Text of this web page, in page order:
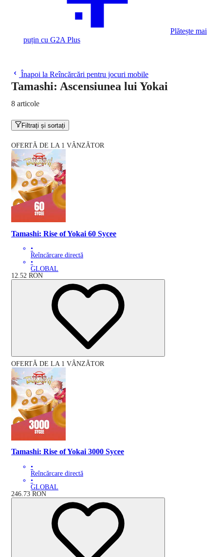
Plătește mai
puțin cu G2A Plus
Înapoi la Reîncărcări pentru jocuri mobile
Tamashi: Ascensiunea lui Yokai
8 articole
Filtrați și sortați
OFERTĂ DE LA 1 VÂNZĂTOR
Tamashi: Rise of Yokai 60 Sycee
•
Reîncărcare directă
•
GLOBAL
12.52 RON
OFERTĂ DE LA 1 VÂNZĂTOR
Tamashi: Rise of Yokai 3000 Sycee
•
Reîncărcare directă
•
GLOBAL
246.73 RON